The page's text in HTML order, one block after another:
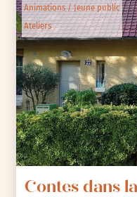
Animations / Jeune public
Ateliers